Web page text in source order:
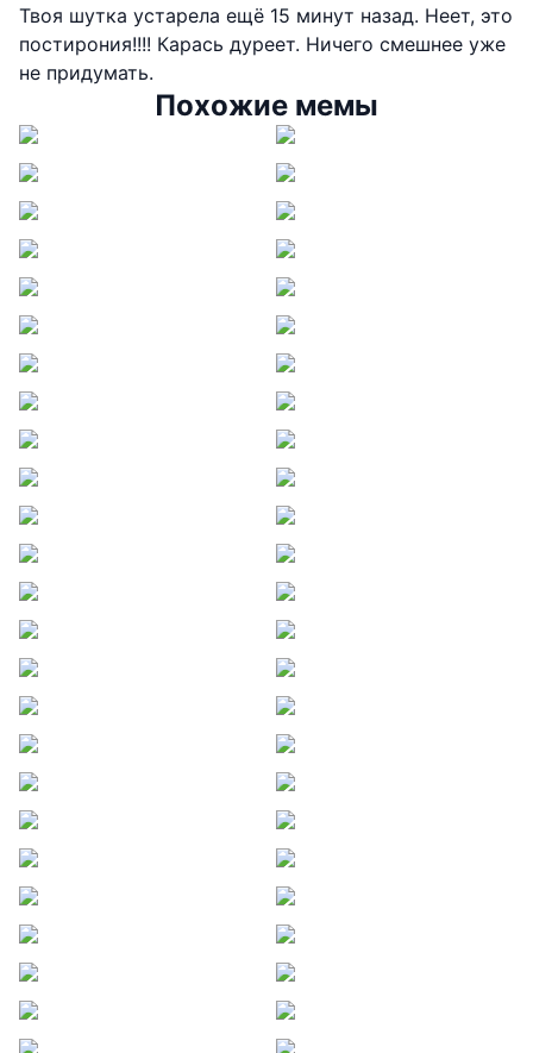
Твоя шутка устарела ещё 15 минут назад. Неет, это
постирония!!!! Карась дуреет. Ничего смешнее уже
не придумать.
Похожие мемы